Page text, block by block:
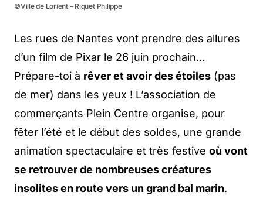
©Ville de Lorient – Riquet Philippe
Les rues de Nantes vont prendre des allures
d’un film de Pixar le 26 juin prochain…
Prépare-toi à rêver et avoir des étoiles (pas
de mer) dans les yeux ! L’association de
commerçants Plein Centre organise, pour
fêter l’été et le début des soldes, une grande
animation spectaculaire et très festive où vont
se retrouver de nombreuses créatures
insolites en route vers un grand bal marin.